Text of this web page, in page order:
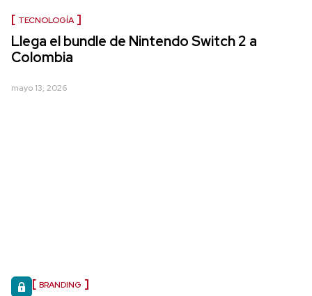
TECNOLOGÍA
Llega el bundle de Nintendo Switch 2 a
Colombia
mayo 13, 2026
BRANDING